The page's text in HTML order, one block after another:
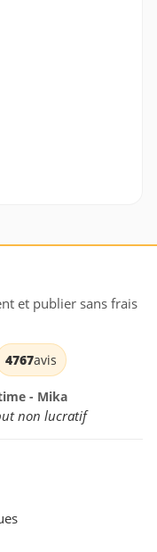
et publier sans frais
4767avis
- Mika
non lucratif